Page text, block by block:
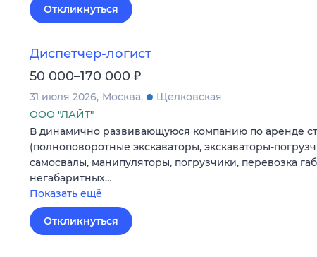
Откликнуться
Диспетчер-логист
50 000–170 000 ₽
31 июля 2026 Москва
Щелковская
ООО "ЛАЙТ"
В динамично развивающуюся компанию по аренде
(полноповоротные экскаваторы, экскаваторы-
самосвалы, манипуляторы, погрузчики, перевозка
негабаритных…
Показать ещё
Откликнуться